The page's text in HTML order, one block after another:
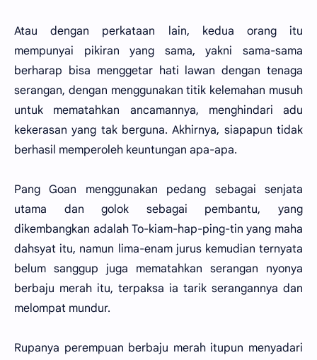
Atau dengan perkataan lain, kedua orang itu
mempunyai pikiran yang sama, yakni sama-sama
berharap bisa menggetar hati lawan dengan tenaga
serangan, dengan menggunakan titik kelemahan musuh
untuk mematahkan ancamannya, menghindari adu
kekerasan yang tak berguna. Akhirnya, siapapun tidak
berhasil memperoleh keuntungan apa-apa.
Pang Goan menggunakan pedang sebagai senjata
utama dan golok sebagai pembantu, yang
dikembangkan adalah To-kiam-hap-ping-tin yang maha
dahsyat itu, namun lima-enam jurus kemudian ternyata
belum sanggup juga mematahkan serangan nyonya
berbaju merah itu, terpaksa ia tarik serangannya dan
melompat mundur.
Rupanya perempuan berbaju merah itupun menyadari